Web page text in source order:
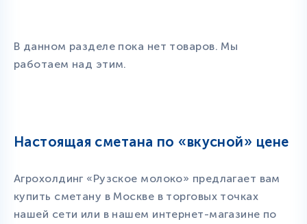
В данном разделе пока нет товаров. Мы
работаем над этим.
Настоящая сметана по «вкусной» цене
Агрохолдинг «Рузское молоко» предлагает вам
купить сметану в Москве в торговых точках
нашей сети или в нашем интернет-магазине по